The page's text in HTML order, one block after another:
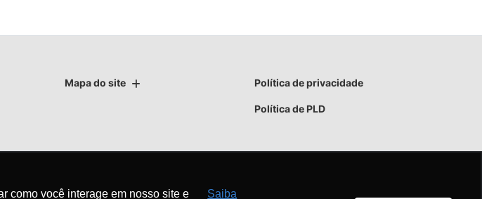
como você interage em nosso site e Saiba
Mapa do site Política de privacidade
Política de PLD